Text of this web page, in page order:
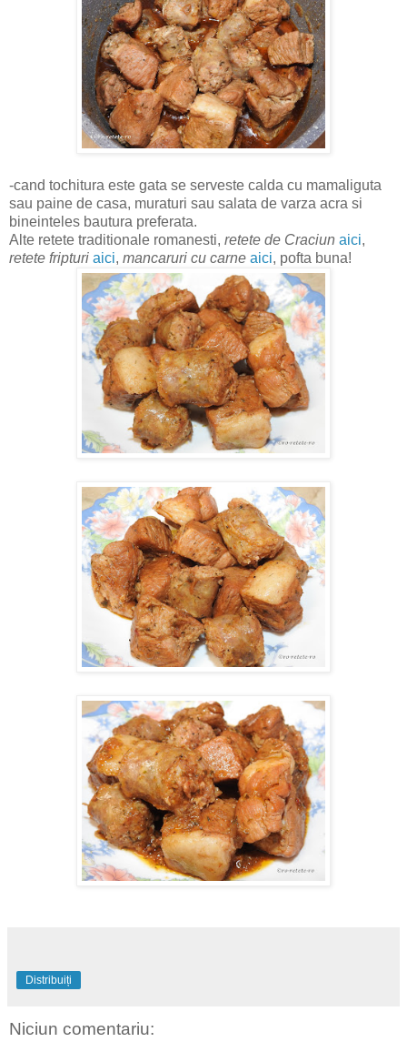
-cand tochitura este gata se serveste calda cu mamaliguta
sau paine de casa, muraturi sau salata de varza acra si
bineinteles bautura preferata.
Alte retete traditionale romanesti, retete de Craciun aici,
retete fripturi aici, mancaruri cu carne aici, pofta buna!
Distribuiți
Niciun comentariu: